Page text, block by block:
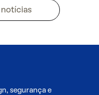
notícias
segurança e